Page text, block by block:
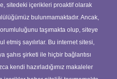
sitedeki içerikleri proaktif olarak
bulunmamaktadır. Ancak,
taşımakta olup, siteye
etmiş sayılırlar. Bu internet sitesi,
şahıs şirketi ile hiçbir bağlantısı
kendi hazırladığımız makaleler